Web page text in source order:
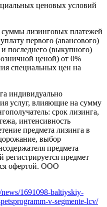
ценовых условий
лизинговых платежей
первого (авансового)
последнего (выкупного)
ценой) от 0%
специальных цен на
индивидуально
услуг, влияющие на сумму
срок лизинга,
интенсивность
предмета лизинга в
выбор
предмета
регистрируется предмет
офертой. ООО
news/1691098-baltiyskiy-
v-segmente-lcv/